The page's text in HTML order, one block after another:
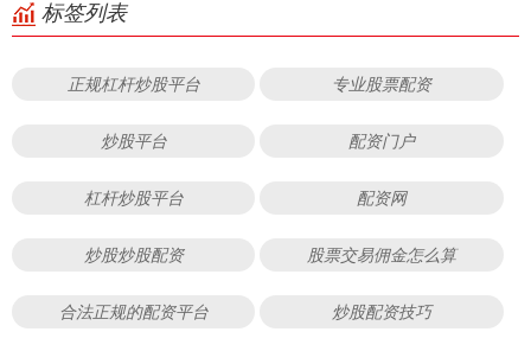
标签列表
正规杠杆炒股平台 专业股票配资
炒股平台 配资门户
杠杆炒股平台 配资网
炒股炒股配资 股票交易佣金怎么算
合法正规的配资平台 炒股配资技巧